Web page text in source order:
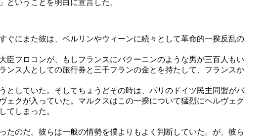
いうことを明白に宣言した。
にまた彼は、ベルリンやウィーンに続々として革命的一揆反乱の
フロコンが、もしフランスにバクーニンのような男が三百人もい
ス人としての旅行券と三千フランの金とを持たして、フランスか
していた。そしてちょうどその時は、パリのドイツ民主同盟がバ
クが入っていた。マルクスはこの一揆について猛烈にヘルヴェク
てしまった。
たのだ。彼らは一般の情勢を僕よりもよく判断していた。が、彼ら